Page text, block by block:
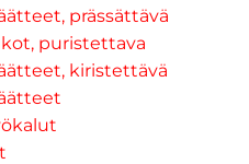
prässättävä
puristettava
kiristettävä